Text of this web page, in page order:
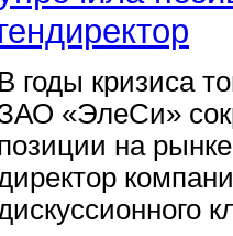
гендиректор
В годы кризиса
«ЭлеСи»
на